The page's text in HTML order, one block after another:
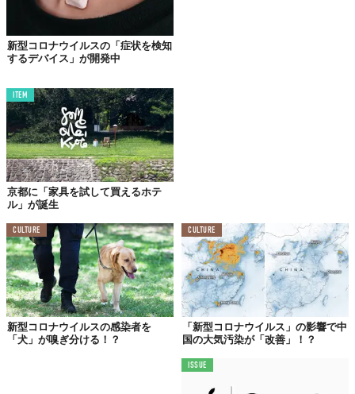
新型コロナウイルスの「症状を検知
するデバイス」が開発中
ITEM
京都に「家具を試して買えるホテ
ル」が誕生
CULTURE
新型コロナウイルスの感染者を
「犬」が嗅ぎ分ける！？
CULTURE
「新型コロナウイルス」の影響で中
国の大気汚染が「改善」！？
ISSUE